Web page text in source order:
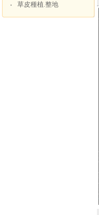
‧
草皮種植.整地